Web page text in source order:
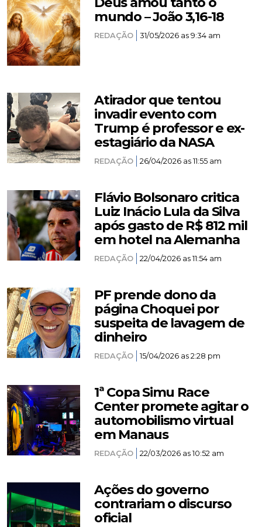
mundo – João 3,16-18
REDAÇÃO 31/05/2026 as 9:34 am
Atirador que tentou
invadir evento com
Trump é professor e ex-
estagiário da NASA
REDAÇÃO 26/04/2026 as 11:55 am
Flávio Bolsonaro critica
Luiz Inácio Lula da Silva
após gasto de R$ 812 mil
em hotel na Alemanha
REDAÇÃO 22/04/2026 as 11:54 am
PF prende dono da
página Choquei por
suspeita de lavagem de
dinheiro
REDAÇÃO 15/04/2026 as 2:28 pm
1ª Copa Simu Race
Center promete agitar o
automobilismo virtual
em Manaus
REDAÇÃO 22/03/2026 as 10:52 am
Ações do governo
contrariam o discurso
oficial